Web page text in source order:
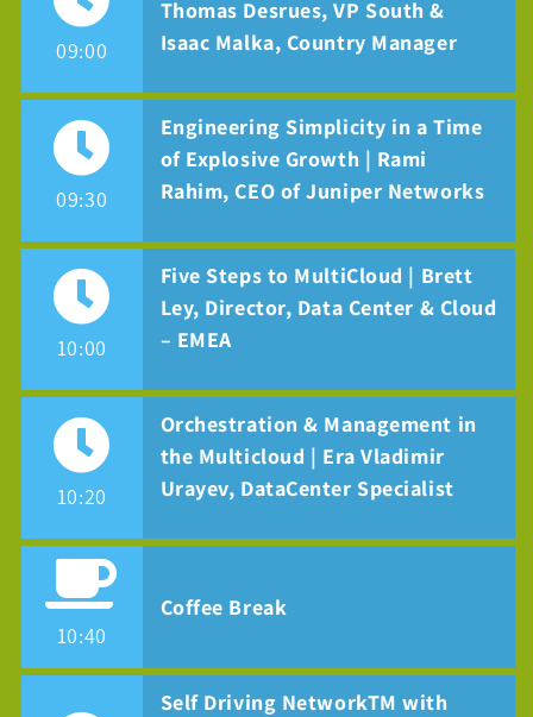
09:00
Thomas Desrues, VP South &
Isaac Malka, Country Manager
09:30
Engineering Simplicity in a Time
of Explosive Growth | Rami
Rahim, CEO of Juniper Networks
10:00
Five Steps to MultiCloud | Brett
Ley, Director, Data Center & Cloud
– EMEA
10:20
Orchestration & Management in
the Multicloud | Era Vladimir
Urayev, DataCenter Specialist
10:40
Coffee Break
Self Driving NetworkTM with